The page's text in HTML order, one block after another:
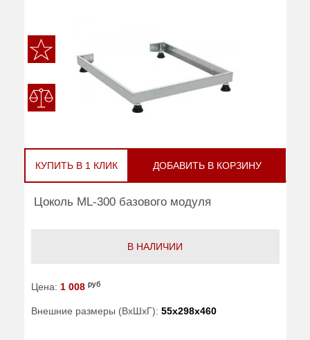
КУПИТЬ В 1 КЛИК ДОБАВИТЬ В КОРЗИНУ
Цоколь ML-300 базового модуля
В НАЛИЧИИ
Цена: 1 008 руб
Внешние размеры (ВхШхГ): 55x298x460